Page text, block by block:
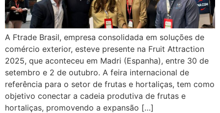
A Ftrade Brasil, empresa consolidada em soluções de
comércio exterior, esteve presente na Fruit Attraction
2025, que aconteceu em Madri (Espanha), entre 30 de
setembro e 2 de outubro. A feira internacional de
referência para o setor de frutas e hortaliças, tem como
objetivo conectar a cadeia produtiva de frutas e
hortaliças, promovendo a expansão […]